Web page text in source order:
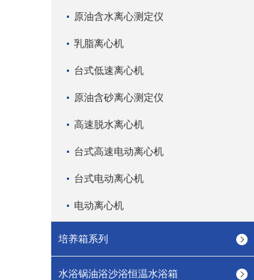
原油含水离心测定仪
乳脂离心机
台式低速离心机
原油含砂离心测定仪
高速脱水离心机
台式高速电动离心机
台式电动离心机
电动离心机
培养箱系列
水浴锅油浴沙浴恒温水浴箱